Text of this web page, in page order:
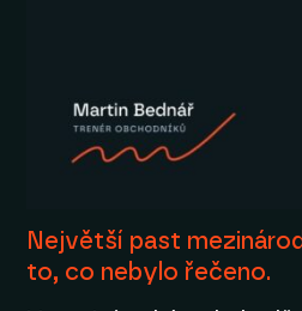
Největší past
to, co nebylo řečeno.